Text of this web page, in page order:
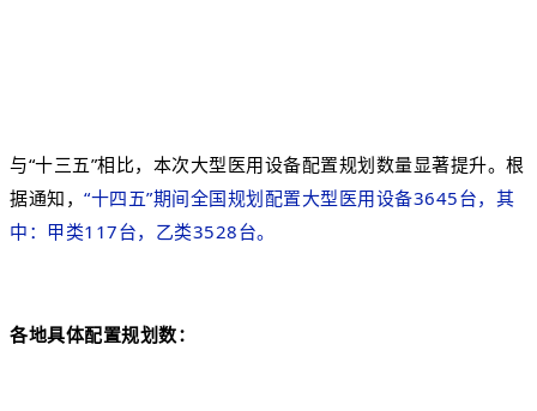
与“十三五”相比，本次大型医用设备配置规划数量显著提升。根
据通知， “十四五”期间全国规划配置大型医用设备3645台，其
中：甲类117台，乙类3528台。
各地具体配置规划数：